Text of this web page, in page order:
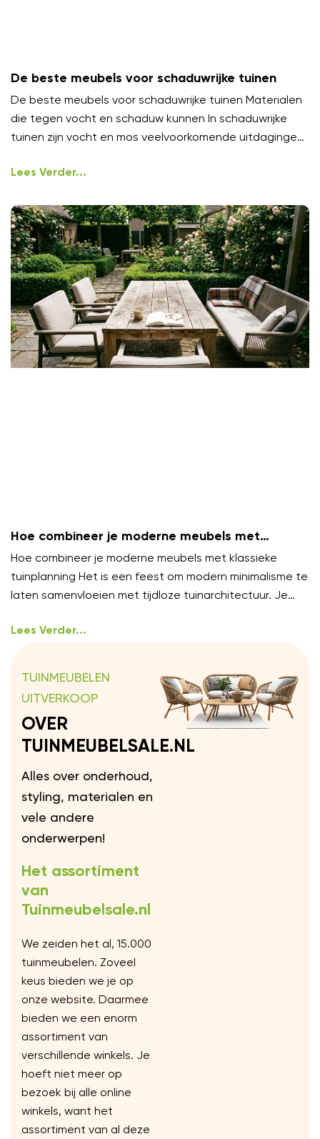
De beste meubels voor schaduwrijke tuinen
De beste meubels voor schaduwrijke tuinen Materialen
die tegen vocht en schaduw kunnen In schaduwrijke
tuinen zijn vocht en mos veelvoorkomende uitdagingen.
Lees Verder...
Hoe combineer je moderne meubels met
klassieke tuinplanning?
Hoe combineer je moderne meubels met klassieke
tuinplanning Het is een feest om modern minimalisme te
laten samenvloeien met tijdloze tuinarchitectuur. Je
Lees Verder...
TUINMEUBELEN
UITVERKOOP
OVER
TUINMEUBELSALE.NL
Alles over onderhoud,
styling, materialen en
vele andere
onderwerpen!
Het assortiment
van
Tuinmeubelsale.nl
We zeiden het al, 15.000
tuinmeubelen. Zoveel
keus bieden we je op
onze website. Daarmee
bieden we een enorm
assortiment van
verschillende winkels. Je
hoeft niet meer op
bezoek bij alle online
winkels, want het
assortiment van al deze